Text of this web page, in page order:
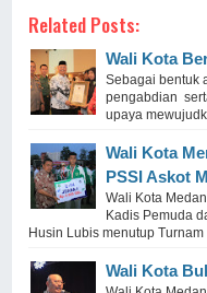
Related Posts:
Wali Kota
Sebagai bentuk
pengabdian
upaya
Wali Kota
PSSI Askot
Wali Kota
Kadis Pemuda
Husin Lubis menutup Turnam
Wali Kota